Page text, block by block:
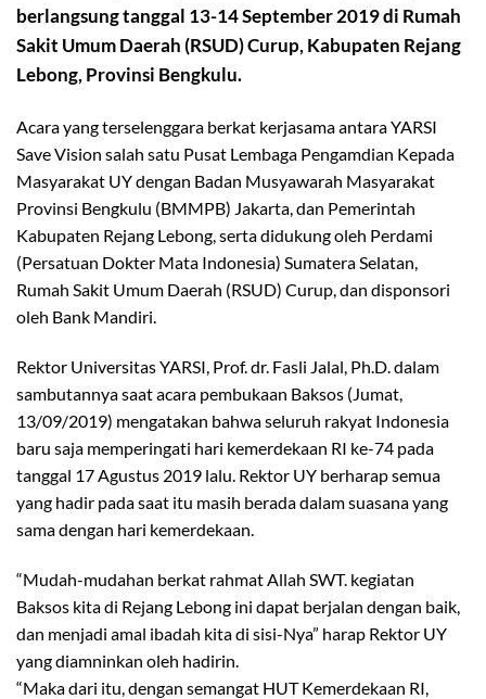
berlangsung tanggal 13-14 September 2019 di Rumah
Sakit Umum Daerah (RSUD) Curup, Kabupaten Rejang
Lebong, Provinsi Bengkulu.
Acara yang terselenggara berkat kerjasama antara YARSI
Save Vision salah satu Pusat Lembaga Pengamdian Kepada
Masyarakat UY dengan Badan Musyawarah Masyarakat
Provinsi Bengkulu (BMMPB) Jakarta, dan Pemerintah
Kabupaten Rejang Lebong, serta didukung oleh Perdami
(Persatuan Dokter Mata Indonesia) Sumatera Selatan,
Rumah Sakit Umum Daerah (RSUD) Curup, dan disponsori
oleh Bank Mandiri.
Rektor Universitas YARSI, Prof. dr. Fasli Jalal, Ph.D. dalam
sambutannya saat acara pembukaan Baksos (Jumat,
13/09/2019) mengatakan bahwa seluruh rakyat Indonesia
baru saja memperingati hari kemerdekaan RI ke-74 pada
tanggal 17 Agustus 2019 lalu. Rektor UY berharap semua
yang hadir pada saat itu masih berada dalam suasana yang
sama dengan hari kemerdekaan.
“Mudah-mudahan berkat rahmat Allah SWT. kegiatan
Baksos kita di Rejang Lebong ini dapat berjalan dengan baik,
dan menjadi amal ibadah kita di sisi-Nya” harap Rektor UY
yang diamninkan oleh hadirin.
“Maka dari itu, dengan semangat HUT Kemerdekaan RI,